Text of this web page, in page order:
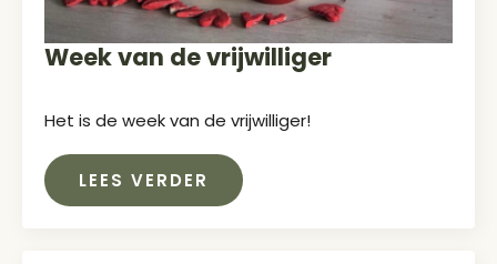
Week van de vrijwilliger
Het is de week van de vrijwilliger!
LEES VERDER